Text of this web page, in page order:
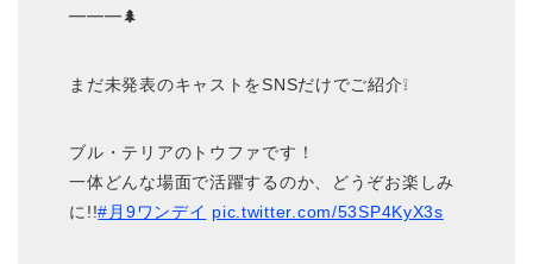
━━━🌲
まだ未発表のキャストをSNSだけでご紹介❕
ブル・テリアのトウファです！
一体どんな場面で活躍するのか、どうぞお楽しみ
に!!#月9ワンデイ pic.twitter.com/53SP4KyX3s